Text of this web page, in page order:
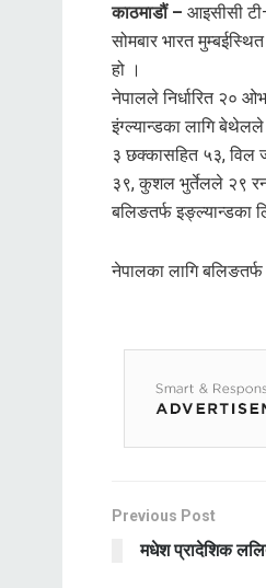
काठमाडौं – आइसीसी
सोमबार भारत
हो ।
नेपालले निर्धारित २०
इंग्ल्यान्डका लागि
३ छक्कासहित ५३, विल
३९, कुशल भुर्तेलले २९
बलिङतर्फ इङ्ल्यान्डका
नेपालका लागि
Previous Post
मधेश प्रादेशिक